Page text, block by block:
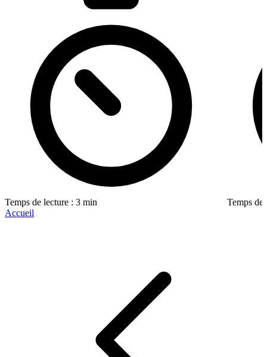
Temps de lecture : 3 min
Temps de
Accueil